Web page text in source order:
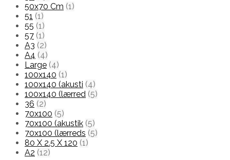
50x70 Cm (1)
51 (1)
55 (1)
57 (1)
A3 (2)
A4 (4)
Large (4)
100x140 (1)
100x140 (akusti (4)
100x140 (lærred (5)
36 (2)
70x100 (5)
70x100 (akustik (5)
70x100 (lærreds (5)
80 X 2.5 X 120 (1)
A2 (12)